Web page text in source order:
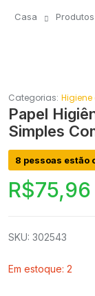
Casa Produtos
Categorias: Higiene
Papel
Simples
8 pessoas estão
R$75,96
SKU: 302543
Em estoque: 2